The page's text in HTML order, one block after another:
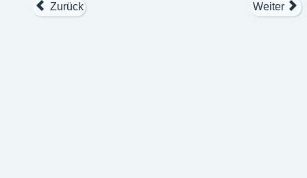
Zurück Weiter